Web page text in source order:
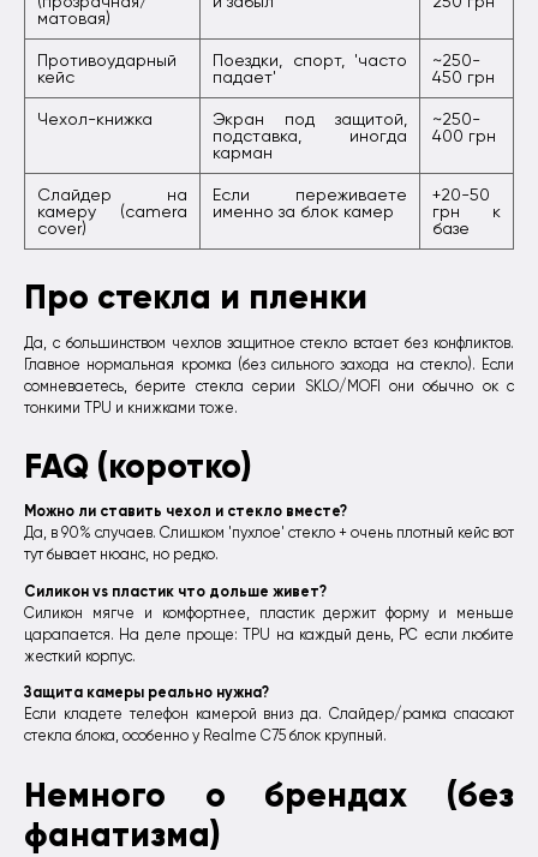
матовая)
Противоударный
кейс
Поездки, спорт, 'часто
падает'
~250-
450 грн
Чехол-книжка
Экран под защитой,
подставка, иногда
карман
~250-
400 грн
Слайдер на
камеру (camera
cover)
Если переживаете
именно за блок камер
+20-50
грн к
базе
Про стекла и пленки
Да, с большинством чехлов защитное стекло встает без конфликтов.
Главное нормальная кромка (без сильного захода на стекло). Если
сомневаетесь, берите стекла серии SKLO/MOFI они обычно ок с
тонкими TPU и книжками тоже.
FAQ (коротко)
Можно ли ставить чехол и стекло вместе?
Да, в 90% случаев. Слишком 'пухлое' стекло + очень плотный кейс вот
тут бывает нюанс, но редко.
Силикон vs пластик что дольше живет?
Силикон мягче и комфортнее, пластик держит форму и меньше
царапается. На деле проще: TPU на каждый день, PC если любите
жесткий корпус.
Защита камеры реально нужна?
Если кладете телефон камерой вниз да. Слайдер/рамка спасают
стекла блока, особенно у Realme C75 блок крупный.
Немного о брендах (без
фанатизма)